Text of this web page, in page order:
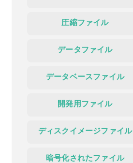
圧縮ファイル
データファイル
データベースファイル
開発用ファイル
ディスクイメージファイル
暗号化されたファイル